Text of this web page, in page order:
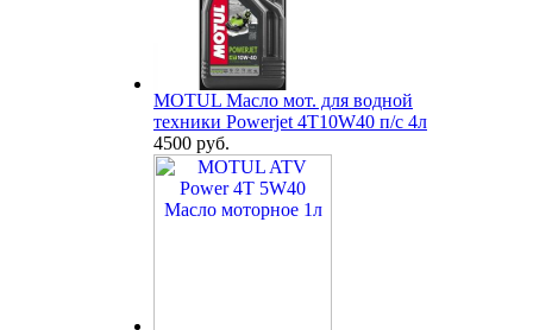
MOTUL Масло мот. для водной
техники Powerjet 4T10W40 п/с 4л
4500 руб.